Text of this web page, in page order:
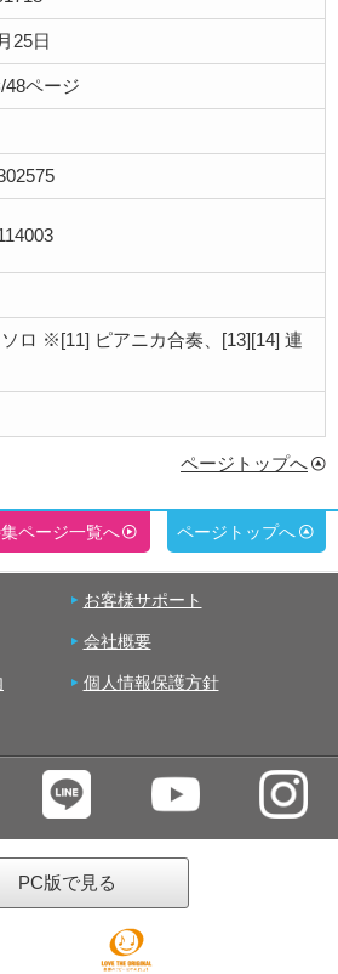
25日
48ページ
ロ ※[11] ピアニカ合奏、[13][14] 連
ページトップへ
ページ一覧へ ページトップへ
お客様サポート
会社概要
個人情報保護方針
PC版で見る